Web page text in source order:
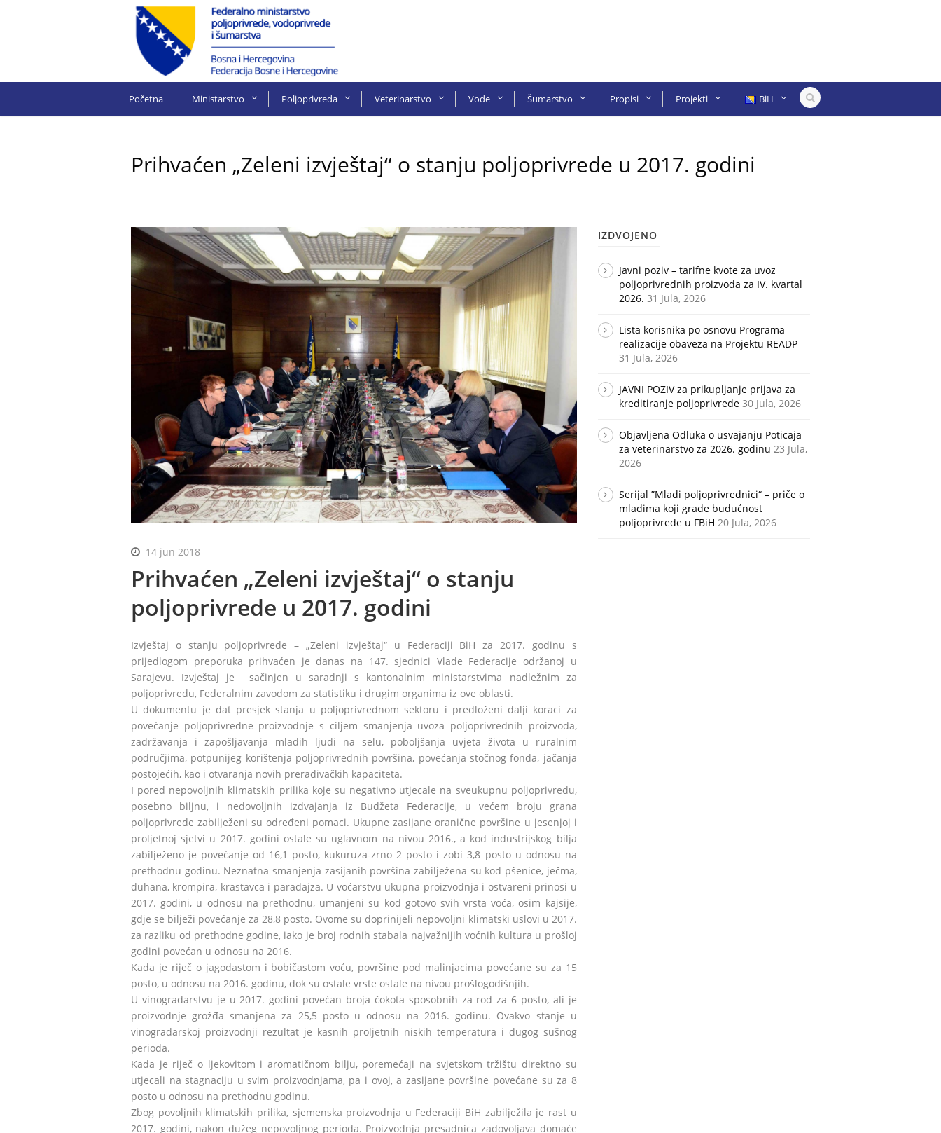
Početna Ministarstvo Poljoprivreda Veterinarstvo Vode Šumarstvo Propisi Projekti BiH
Prihvaćen „Zeleni izvještaj“ o stanju poljoprivrede u 2017. godini
14 jun 2018
Prihvaćen „Zeleni izvještaj“ o stanju
poljoprivrede u 2017. godini
Izvještaj o stanju poljoprivrede – „Zeleni izvještaj“ u Federaciji BiH za 2017. godinu s
prijedlogom preporuka prihvaćen je danas na 147. sjednici Vlade Federacije održanoj u
Sarajevu. Izvještaj je sačinjen u saradnji s kantonalnim ministarstvima nadležnim za
poljoprivredu, Federalnim zavodom za statistiku i drugim organima iz ove oblasti.
U dokumentu je dat presjek stanja u poljoprivrednom sektoru i predloženi dalji koraci za
povećanje poljoprivredne proizvodnje s ciljem smanjenja uvoza poljoprivrednih proizvoda,
zadržavanja i zapošljavanja mladih ljudi na selu, poboljšanja uvjeta života u ruralnim
područjima, potpunijeg korištenja poljoprivrednih površina, povećanja stočnog fonda, jačanja
postojećih, kao i otvaranja novih prerađivačkih kapaciteta.
I pored nepovoljnih klimatskih prilika koje su negativno utjecale na sveukupnu poljoprivredu,
posebno biljnu, i nedovoljnih izdvajanja iz Budžeta Federacije, u većem broju grana
poljoprivrede zabilježeni su određeni pomaci. Ukupne zasijane oranične površine u jesenjoj i
proljetnoj sjetvi u 2017. godini ostale su uglavnom na nivou 2016., a kod industrijskog bilja
zabilježeno je povećanje od 16,1 posto, kukuruza-zrno 2 posto i zobi 3,8 posto u odnosu na
prethodnu godinu. Neznatna smanjenja zasijanih površina zabilježena su kod pšenice, ječma,
duhana, krompira, krastavca i paradajza. U voćarstvu ukupna proizvodnja i ostvareni prinosi u
2017. godini, u odnosu na prethodnu, umanjeni su kod gotovo svih vrsta voća, osim kajsije,
gdje se bilježi povećanje za 28,8 posto. Ovome su doprinijeli nepovoljni klimatski uslovi u 2017.
za razliku od prethodne godine, iako je broj rodnih stabala najvažnijih voćnih kultura u prošloj
godini povećan u odnosu na 2016.
Kada je riječ o jagodastom i bobičastom voću, površine pod malinjacima povećane su za 15
posto, u odnosu na 2016. godinu, dok su ostale vrste ostale na nivou prošlogodišnjih.
U vinogradarstvu je u 2017. godini povećan broja čokota sposobnih za rod za 6 posto, ali je
proizvodnje grožđa smanjena za 25,5 posto u odnosu na 2016. godinu. Ovakvo stanje u
vinogradarskoj proizvodnji rezultat je kasnih proljetnih niskih temperatura i dugog sušnog
perioda.
Kada je riječ o ljekovitom i aromatičnom bilju, poremećaji na svjetskom tržištu direktno su
utjecali na stagnaciju u svim proizvodnjama, pa i ovoj, a zasijane površine povećane su za 8
posto u odnosu na prethodnu godinu.
Zbog povoljnih klimatskih prilika, sjemenska proizvodnja u Federaciji BiH zabilježila je rast u
2017. godini, nakon dužeg nepovoljnog perioda. Proizvodnja presadnica zadovoljava domaće
IZDVOJENO
Javni poziv – tarifne kvote za uvoz
poljoprivrednih proizvoda za IV. kvartal
2026. 31 Jula, 2026
Lista korisnika po osnovu Programa
realizacije obaveza na Projektu READP
31 Jula, 2026
JAVNI POZIV za prikupljanje prijava za
kreditiranje poljoprivrede 30 Jula, 2026
Objavljena Odluka o usvajanju Poticaja
za veterinarstvo za 2026. godinu 23 Jula,
2026
Serijal ”Mladi poljoprivrednici“ – priče o
mladima koji grade budućnost
poljoprivrede u FBiH 20 Jula, 2026